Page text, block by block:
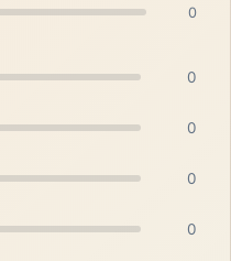
0
0
0
0
0